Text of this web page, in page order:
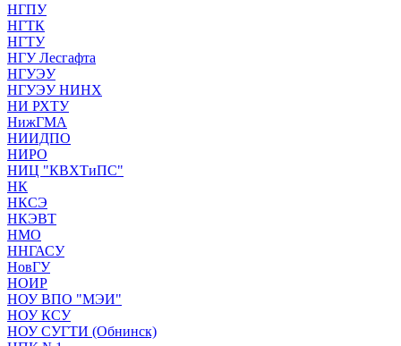
НГПУ
НГТК
НГТУ
НГУ Лесгафта
НГУЭУ
НГУЭУ НИНХ
НИ РХТУ
НижГМА
НИИДПО
НИРО
НИЦ "КВХТиПС"
НК
НКСЭ
НКЭВТ
НМО
ННГАСУ
НовГУ
НОИР
НОУ ВПО "МЭИ"
НОУ КСУ
НОУ СУГТИ (Обнинск)